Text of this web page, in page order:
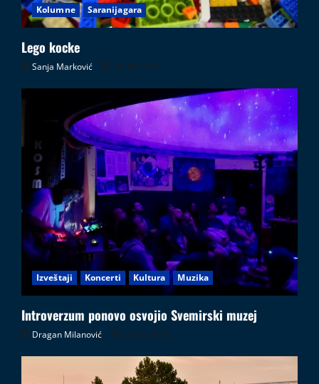
Kolumne Saranijagara
Lego kocke
Sanja Marković 02.08.2026
Izveštaji Koncerti Kultura Muzika
Introverzum ponovo osvojio Svemirski muzej
Dragan Milanović 28.07.2026